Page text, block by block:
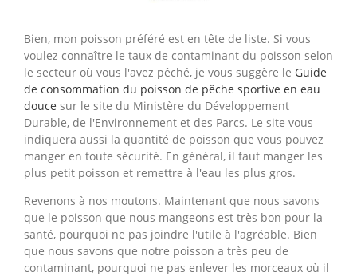
Bien, mon poisson préféré est en tête de liste. Si vous
voulez connaître le taux de contaminant du poisson selon
le secteur où vous l'avez pêché, je vous suggère le Guide
de consommation du poisson de pêche sportive en eau
douce sur le site du Ministère du Développement
Durable, de l'Environnement et des Parcs. Le site vous
indiquera aussi la quantité de poisson que vous pouvez
manger en toute sécurité. En général, il faut manger les
plus petit poisson et remettre à l'eau les plus gros.
Revenons à nos moutons. Maintenant que nous savons
que le poisson que nous mangeons est très bon pour la
santé, pourquoi ne pas joindre l'utile à l'agréable. Bien
que nous savons que notre poisson a très peu de
contaminant, pourquoi ne pas enlever les morceaux où il